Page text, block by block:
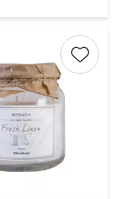
Lägg